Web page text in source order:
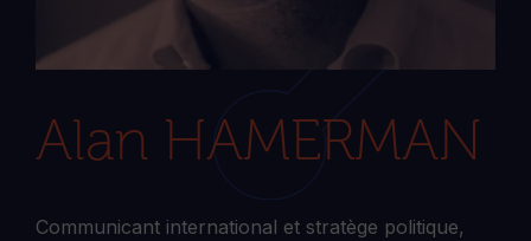
Alan HAMERMAN
Communicant international et stratège politique,